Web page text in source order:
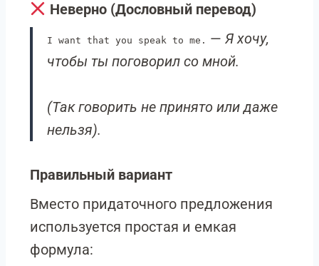
Неверно (Дословный перевод)
I want that you speak to me. — Я хочу,
чтобы ты поговорил со мной.
(Так говорить не принято или даже
нельзя).
Правильный вариант
Вместо придаточного предложения
используется простая и емкая
формула: